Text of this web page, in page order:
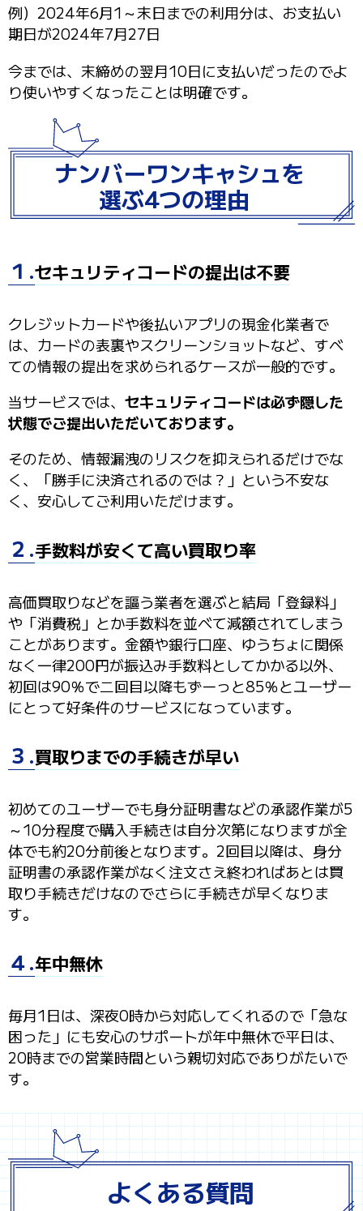
例）2024年6月1～末日までの利用分は、お支払い
期日が2024年7月27日
今までは、末締めの翌月10日に支払いだったのでよ
り使いやすくなったことは明確です。
ナンバーワンキャシュを
選ぶ4つの理由
１.セキュリティコードの提出は不要
クレジットカードや後払いアプリの現金化業者で
は、カードの表裏やスクリーンショットなど、すべ
ての情報の提出を求められるケースが一般的です。
当サービスでは、 セキュリティコードは必ず隠した
状態でご提出いただいております。
そのため、情報漏洩のリスクを抑えられるだけでな
く、「勝手に決済されるのでは？」という不安な
く、安心してご利用いただけます。
２.手数料が安くて高い買取り率
高価買取りなどを謳う業者を選ぶと結局「登録料」
や「消費税」とか手数料を並べて減額されてしまう
ことがあります。金額や銀行口座、ゆうちょに関係
なく一律200円が振込み手数料としてかかる以外、
初回は90％で二回目以降もずーっと85％とユーザー
にとって好条件のサービスになっています。
３.買取りまでの手続きが早い
初めてのユーザーでも身分証明書などの承認作業が5
～10分程度で購入手続きは自分次第になりますが全
体でも約20分前後となります。2回目以降は、身分
証明書の承認作業がなく注文さえ終わればあとは買
取り手続きだけなのでさらに手続きが早くなりま
す。
４.年中無休
毎月1日は、深夜0時から対応してくれるので「急な
困った」にも安心のサポートが年中無休で平日は、
20時までの営業時間という親切対応でありがたいで
す。
よくある質問